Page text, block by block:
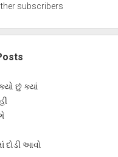
subscribers
છું ક્યાં
દોડી આવો